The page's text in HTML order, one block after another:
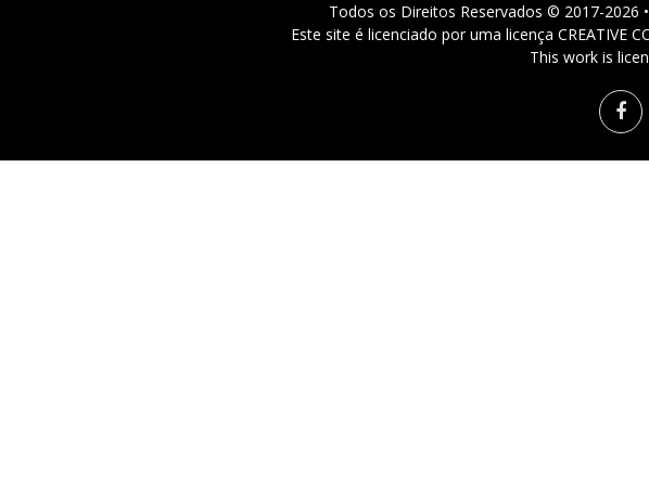
Todos os Direitos Reservados © 2017-2026
Este site é licenciado por uma licença CREATIVE
This work is